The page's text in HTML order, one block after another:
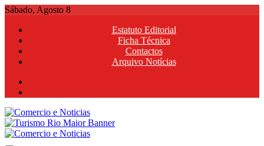
Skip
content
Sábado, Agosto 8
Estatuto Editorial
Ficha Técnica
Contactos
Arquivo Notícias
Comercio e Noticias
Notícias e Publicidade Online